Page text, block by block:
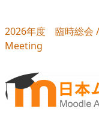
セクション
2026年度 臨時総会
Meeting